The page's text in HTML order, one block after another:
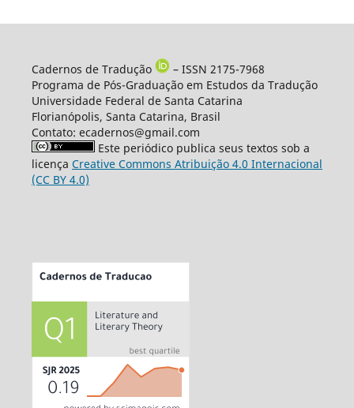
Cadernos de Tradução
– ISSN 2175-7968
Programa de Pós-Graduação em Estudos da Tradução
Universidade Federal de Santa Catarina
Florianópolis, Santa Catarina, Brasil
Contato: ecadernos@gmail.com
Este periódico publica seus textos sob a
licença Creative Commons Atribuição 4.0 Internacional
(CC BY 4.0)